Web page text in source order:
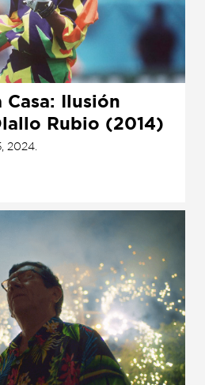
Ilusión
Rubio (2014)
2024.